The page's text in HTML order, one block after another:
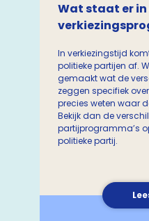
Wat staat er in
In verkiezingstijd
politieke partijen af.
gemaakt wat de
zeggen specifiek
precies weten waar
Bekijk dan de
partijprogramma’s
politieke partij.